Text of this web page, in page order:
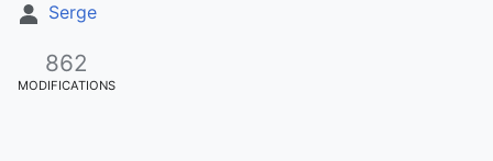
crainte de Dieu, car la crainte de
Dieu lui enlèverait tout empire sur ce dont il
laisserait subsister le caractère sacré.
Serge
862
MODIFICATIONS